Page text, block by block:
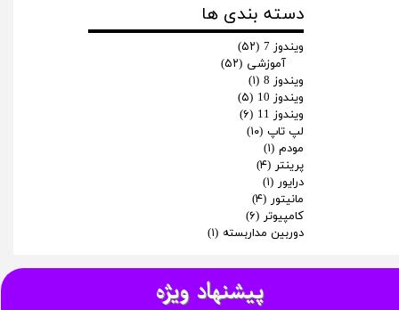
دسته بندی ها
ویندوز 7
(۵۲)
آموزشی (۵۲)
ویندوز 8
(۱)
ویندوز 10
(۵)
ویندوز 11
(۶)
لپ تاپ (۱۰)
مودم (۱)
پرینتر (۴)
درایور (۱)
مانیتور (۴)
کامپیوتر (۶)
دوربین مداربسته (۱)
پیشنهاد ویژه